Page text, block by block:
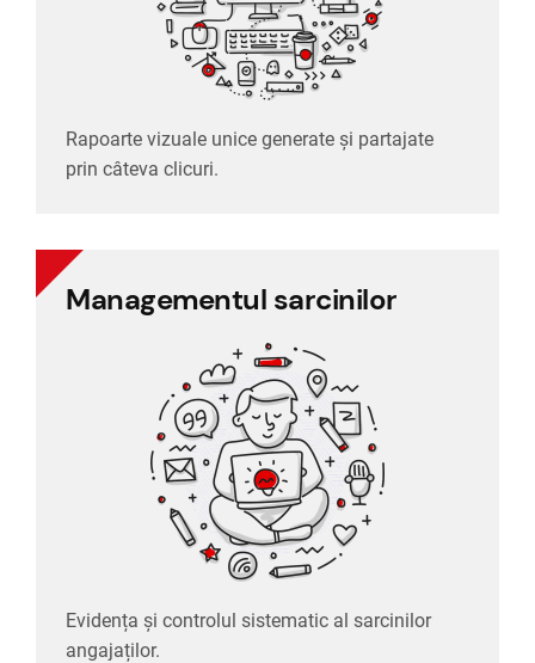
Rapoarte vizuale unice generate și partajate
prin câteva clicuri.
Raportare
Rapoarte vizuale unice generate și partajate
prin câteva clicuri.
Managementul sarcinilor
Evidența și controlul sistematic al sarcinilor
angajaților.
Managementul sarcinilor
Evidența și controlul sistematic al sarcinilor